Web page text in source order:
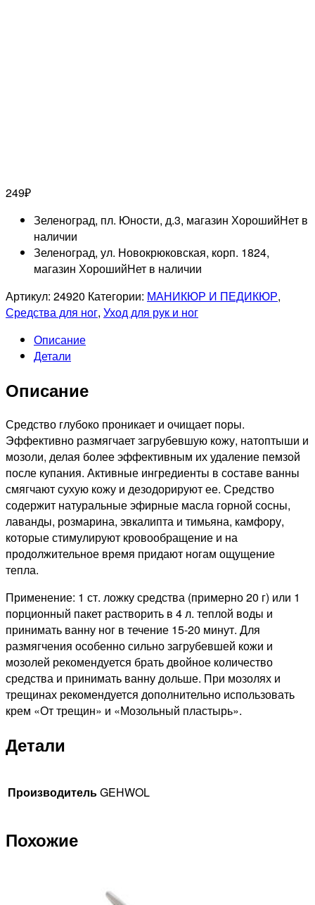
249₽
Зеленоград, пл. Юности, д.3, магазин ХорошийНет в
наличии
Зеленоград, ул. Новокрюковская, корп. 1824,
магазин ХорошийНет в наличии
Артикул: 24920 Категории: МАНИКЮР И ПЕДИКЮР,
Средства для ног, Уход для рук и ног
Описание
Детали
Описание
Средство глубоко проникает и очищает поры.
Эффективно размягчает загрубевшую кожу, натоптыши и
мозоли, делая более эффективным их удаление пемзой
после купания. Активные ингредиенты в составе ванны
смягчают сухую кожу и дезодорируют ее. Средство
содержит натуральные эфирные масла горной сосны,
лаванды, розмарина, эвкалипта и тимьяна, камфору,
которые стимулируют кровообращение и на
продолжительное время придают ногам ощущение
тепла.
Применение: 1 ст. ложку средства (примерно 20 г) или 1
порционный пакет растворить в 4 л. теплой воды и
принимать ванну ног в течение 15-20 минут. Для
размягчения особенно сильно загрубевшей кожи и
мозолей рекомендуется брать двойное количество
средства и принимать ванну дольше. При мозолях и
трещинах рекомендуется дополнительно использовать
крем «От трещин» и «Мозольный пластырь».
Детали
ПроизводительGEHWOL
Похожие